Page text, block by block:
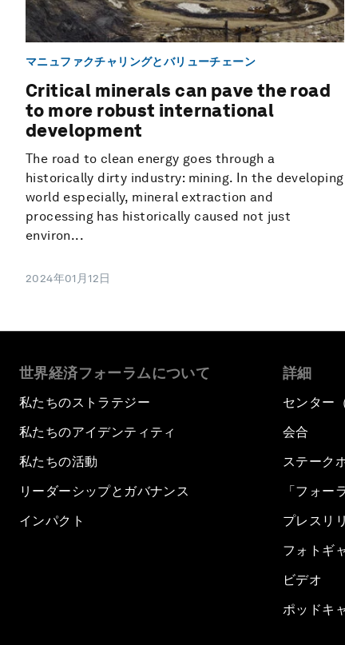
マニュファクチャリングとバリューチェーン
Critical minerals can pave the road
to more robust international
development
The road to clean energy goes through a
historically dirty industry: mining. In the developing
world especially, mineral extraction and
processing has historically caused not just
environ...
2024年01月12日
世界経済フォーラムについて
私たちのストラテジー
私たちのアイデンティティ
私たちの活動
リーダーシップとガバナンス
インパクト
詳細
センター
会合
ステーク
「フォー
プレスリ
フォトギ
ビデオ
ポッドキ